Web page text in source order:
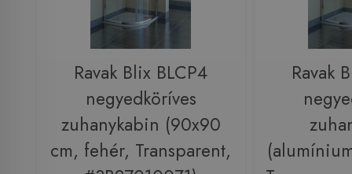
Ravak Blix BLCP4
negyedköríves
zuhanykabin (90x90
cm, fehér, Transparent,
Ravak